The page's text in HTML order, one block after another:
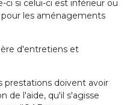
si celui-ci est inférieur ou
les aménagements
d'entretiens et
prestations doivent avoir
de l'aide, qu'il s'agisse